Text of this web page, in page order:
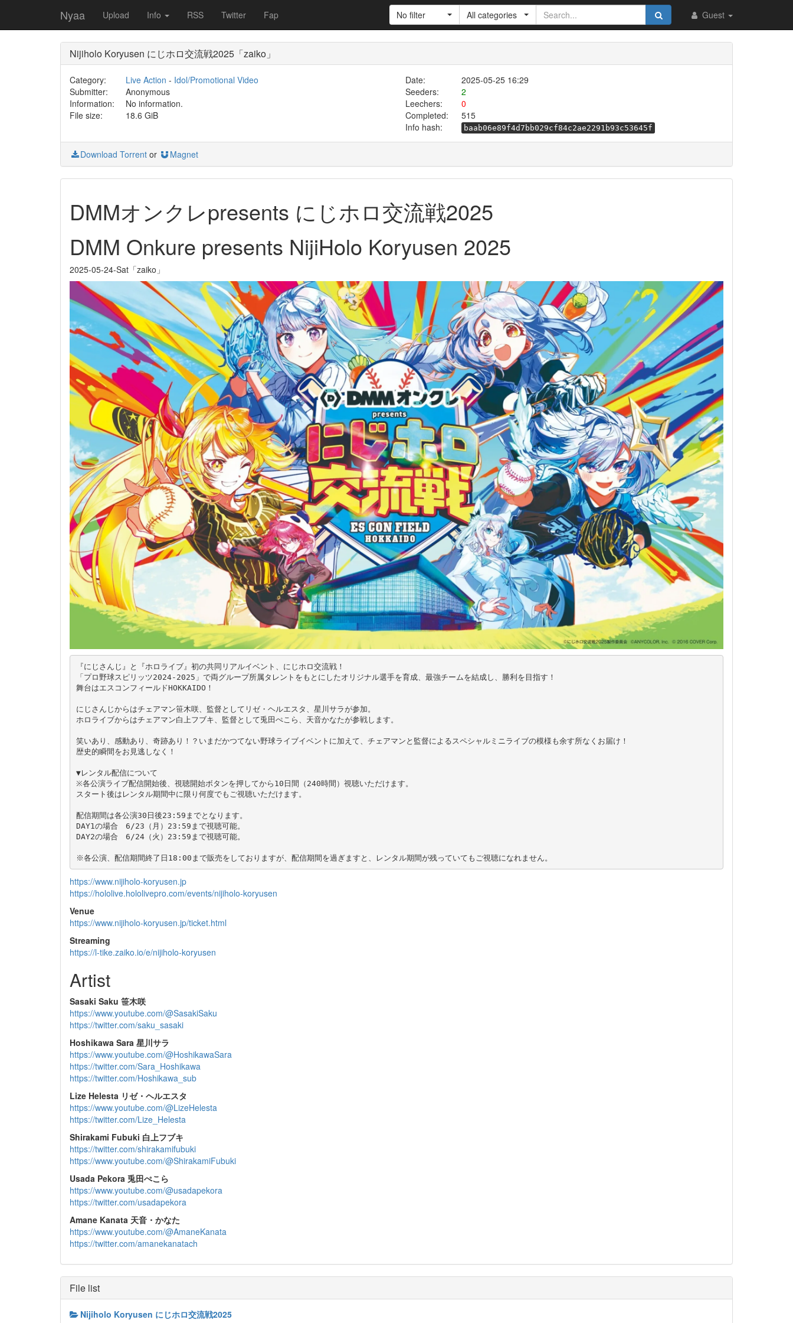
Nyaa Upload Info RSS Twitter Fap Guest
No filter All categories
Nijiholo Koryusen にじホロ交流戦2025「zaiko」
Category: Live Action - Idol/Promotional Video Date:
2025-05-25 16:29
Submitter:
Anonymous Seeders:
2
Information:
No information. Leechers:
0
File size:
18.6 GiB Completed:
515
Info hash:
baab06e89f4d7bb029cf84c2ae2291b93c53645f
Download Torrent or Magnet
DMMオンクレpresents にじホロ交流戦2025
DMM Onkure presents NijiHolo Koryusen 2025
2025-05-24-Sat「zaiko」
『にじさんじ』と『ホロライブ』初の共同リアルイベント、にじホロ交流戦！
「プロ野球スピリッツ2024-2025」で両グループ所属タレントをもとにしたオリジナル選手を育成、最強チームを結成し、勝利を目指す！
舞台はエスコンフィールドHOKKAIDO！
にじさんじからはチェアマン笹木咲、監督としてリゼ・ヘルエスタ、星川サラが参加。
ホロライブからはチェアマン白上フブキ、監督として兎田ぺこら、天音かなたが参戦します。
笑いあり、感動あり、奇跡あり！？いまだかつてない野球ライブイベントに加えて、チェアマンと監督によるスペシャルミニライブの模様も余す所なくお届け！
歴史的瞬間をお見逃しなく！
▼レンタル配信について
※各公演ライブ配信開始後、視聴開始ボタンを押してから10日間（240時間）視聴いただけます。
スタート後はレンタル期間中に限り何度でもご視聴いただけます。
配信期間は各公演30日後23:59までとなります。
DAY1の場合　6/23（月）23:59まで視聴可能。
DAY2の場合　6/24（火）23:59まで視聴可能。
https://www.nijiholo-koryusen.jp
https://hololive.hololivepro.com/events/nijiholo-koryusen
Venue
https://www.nijiholo-koryusen.jp/ticket.html
Streaming
https://l-tike.zaiko.io/e/nijiholo-koryusen
Artist
Sasaki Saku 笹木咲
https://www.youtube.com/@SasakiSaku
https://twitter.com/saku_sasaki
Hoshikawa Sara 星川サラ
https://www.youtube.com/@HoshikawaSara
https://twitter.com/Sara_Hoshikawa
https://twitter.com/Hoshikawa_sub
Lize Helesta リゼ・ヘルエスタ
https://www.youtube.com/@LizeHelesta
https://twitter.com/Lize_Helesta
Shirakami Fubuki 白上フブキ
https://twitter.com/shirakamifubuki
https://www.youtube.com/@ShirakamiFubuki
Usada Pekora 兎田ぺこら
https://www.youtube.com/@usadapekora
https://twitter.com/usadapekora
Amane Kanata 天音・かなた
https://www.youtube.com/@AmaneKanata
https://twitter.com/amanekanatach
File list
Nijiholo Koryusen にじホロ交流戦2025